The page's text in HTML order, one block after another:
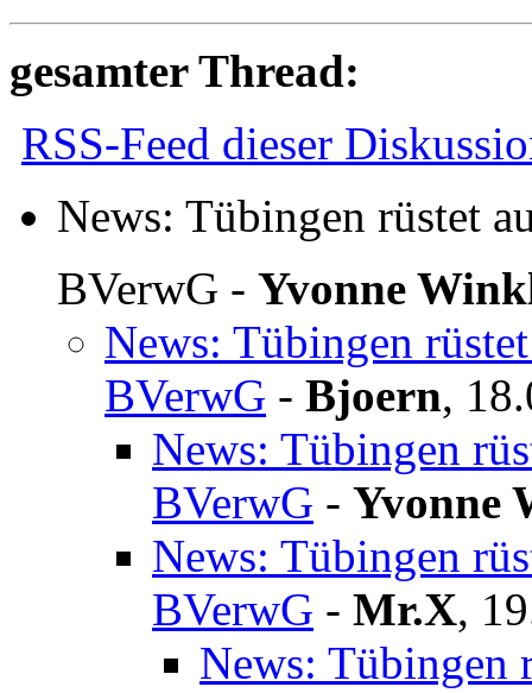
gesamter Thread:
RSS-Feed dieser
News: Tübingen rüstet
BVerwG - Yvonne
News: Tübingen
BVerwG - Bjoern,
News: Tübingen
BVerwG - Yvonne
News: Tübingen
BVerwG - Mr.X,
News: Tübingen